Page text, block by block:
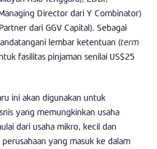
Director dari Y Combinator)
dari GGV Capital). Sebagai
lembar ketentuan (term
fasilitas pinjaman senilai US$25
ini akan digunakan untuk
yang memungkinkan usaha
dari usaha mikro, kecil dan
yang masuk ke dalam